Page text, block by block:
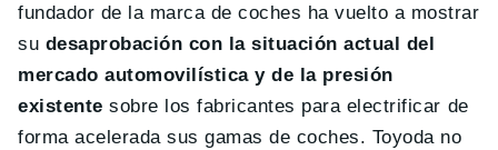
fundador de la marca de coches ha vuelto a mostrar
su desaprobación con la situación actual del
mercado automovilística y de la presión
existente sobre los fabricantes para electrificar de
forma acelerada sus gamas de coches. Toyoda no